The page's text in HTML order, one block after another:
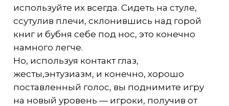
используйте их всегда. Сидеть на стуле,
ссутулив плечи, склонившись над горой
книг и бубня себе под нос, это конечно
намного легче.
Но, используя контакт глаз,
жесты,энтузиазм, и конечно, хорошо
поставленный голос, вы поднимите игру
на новый уровень — игроки, получив от